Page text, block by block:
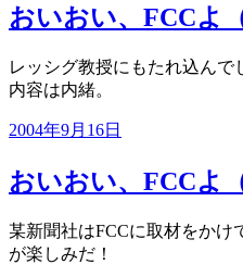
日:
おいおい、FCCよ（
レッシグ教授にもたれ込んで
内容は内緒。
投
日:
2004年9月16日
おいおい、FCCよ（
某新聞社はFCCに取材をかけ
が楽しみだ！